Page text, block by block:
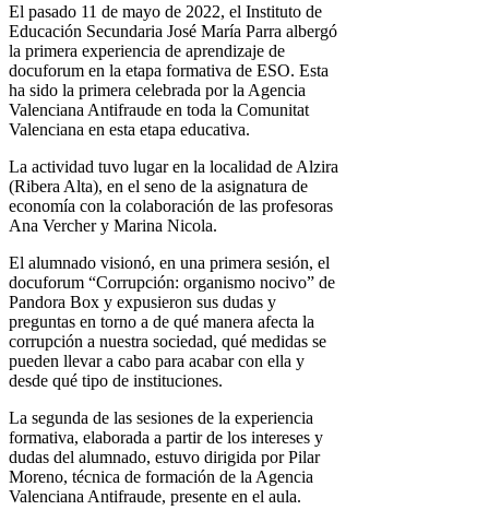
El pasado 11 de mayo de 2022, el Instituto de
Educación Secundaria José María Parra albergó
la primera experiencia de aprendizaje de
docuforum en la etapa formativa de ESO. Esta
ha sido la primera celebrada por la Agencia
Valenciana Antifraude en toda la Comunitat
Valenciana en esta etapa educativa.
La actividad tuvo lugar en la localidad de Alzira
(Ribera Alta), en el seno de la asignatura de
economía con la colaboración de las profesoras
Ana Vercher y Marina Nicola.
El alumnado visionó, en una primera sesión, el
docuforum “Corrupción: organismo nocivo” de
Pandora Box y expusieron sus dudas y
preguntas en torno a de qué manera afecta la
corrupción a nuestra sociedad, qué medidas se
pueden llevar a cabo para acabar con ella y
desde qué tipo de instituciones.
La segunda de las sesiones de la experiencia
formativa, elaborada a partir de los intereses y
dudas del alumnado, estuvo dirigida por Pilar
Moreno, técnica de formación de la Agencia
Valenciana Antifraude, presente en el aula.